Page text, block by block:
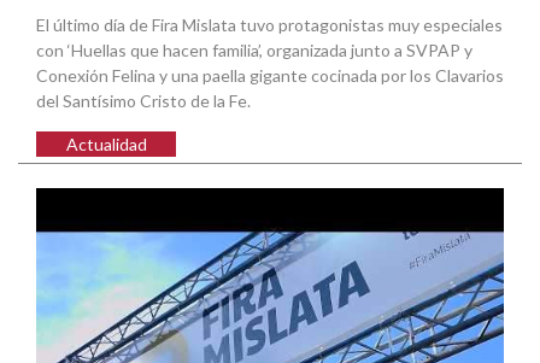
El último día de Fira Mislata tuvo protagonistas muy especiales
con ‘Huellas que hacen familia’, organizada junto a SVPAP y
Conexión Felina y una paella gigante cocinada por los Clavarios
del Santísimo Cristo de la Fe.
Actualidad